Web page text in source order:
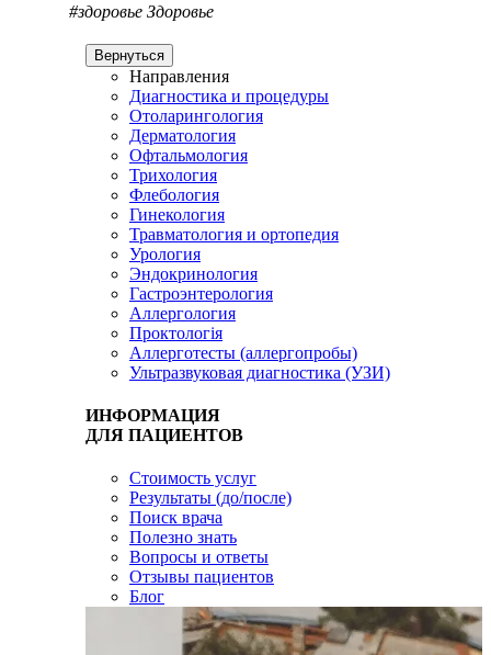
#здоровье Здоровье
Вернуться
Направления
Диагностика и процедуры
Отоларингология
Дерматология
Офтальмология
Трихология
Флебология
Гинекология
Травматология и ортопедия
Урология
Эндокринология
Гастроэнтерология
Аллергология
Проктологія
Аллерготесты (аллергопробы)
Ультразвуковая диагностика (УЗИ)
ИНФОРМАЦИЯ
ДЛЯ ПАЦИЕНТОВ
Стоимость услуг
Результаты (до/после)
Поиск врача
Полезно знать
Вопросы и ответы
Отзывы пациентов
Блог